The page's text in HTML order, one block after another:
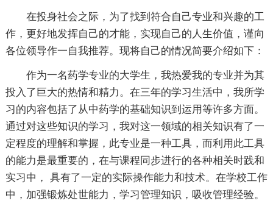
在投身社会之际，为了找到符合自己专业和兴趣的工
作，更好地发挥自己的才能，实现自己的人生价值，谨向
各位领导作一自我推荐。现将自己的情况简要介绍如下：
作为一名药学专业的大学生，我热爱我的专业并为其
投入了巨大的热情和精力。在三年的学习生活中，我所学
习的内容包括了从中药学的基础知识到运用等许多方面。
通过对这些知识的学习，我对这一领域的相关知识有了一
定程度的理解和掌握，此专业是一种工具，而利用此工具
的能力是最重要的，在与课程同步进行的各种相关时践和
实习中， 具有了一定的实际操作能力和技术。在学校工作
中，加强锻炼处世能力，学习管理知识，吸收管理经验。